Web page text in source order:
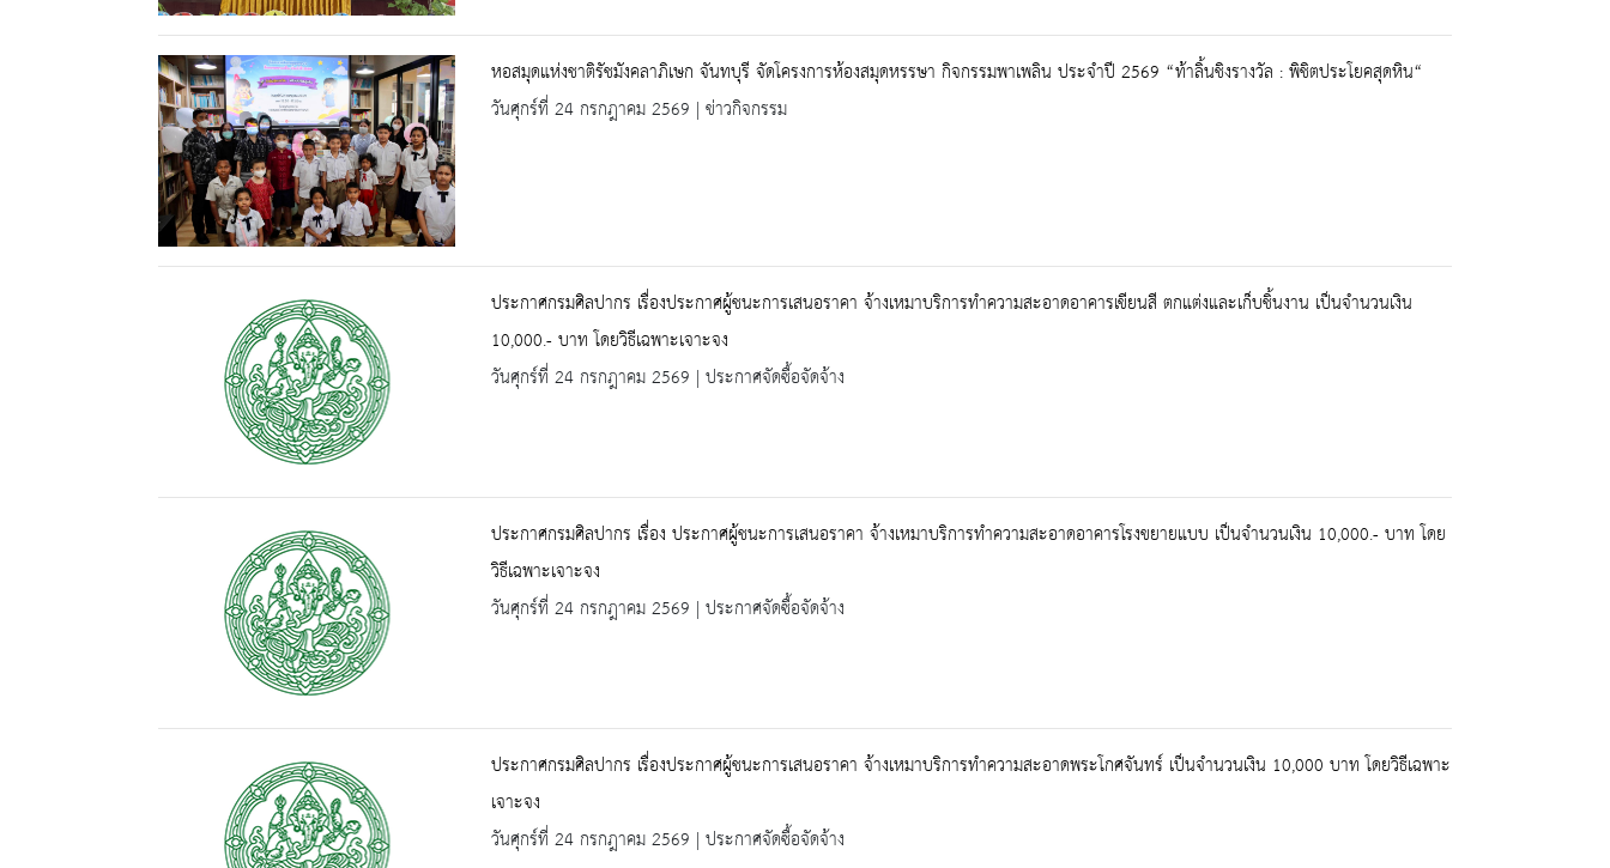
หอสมุดแห่งชาติรัชมังคลาภิเษก จันทบุรี จัดโครงการห้องสมุดหรรษา กิจกรรมพาเพลิน ประจำปี 2569 “ท้าลิ้นชิงรางวัล : พิชิตประโยคสุดหิน“
วันศุกร์ที่ 24 กรกฎาคม 2569 | ข่าวกิจกรรม
ประกาศกรมศิลปากร เรื่องประกาศผู้ชนะการเสนอราคา จ้างเหมาบริการทำความสะอาดอาคารเขียนสี ตกแต่งและเก็บชิ้นงาน เป็นจำนวนเงิน
10,000.- บาท โดยวิธีเฉพาะเจาะจง
วันศุกร์ที่ 24 กรกฎาคม 2569 | ประกาศจัดซื้อจัดจ้าง
ประกาศกรมศิลปากร เรื่อง ประกาศผู้ชนะการเสนอราคา จ้างเหมาบริการทำความสะอาดอาคารโรงขยายแบบ เป็นจำนวนเงิน 10,000.- บาท โดย
วิธีเฉพาะเจาะจง
วันศุกร์ที่ 24 กรกฎาคม 2569 | ประกาศจัดซื้อจัดจ้าง
ประกาศกรมศิลปากร เรื่องประกาศผู้ชนะการเสนอราคา จ้างเหมาบริการทำความสะอาดพระโกศจันทร์ เป็นจำนวนเงิน 10,000 บาท โดยวิธีเฉพาะ
เจาะจง
วันศุกร์ที่ 24 กรกฎาคม 2569 | ประกาศจัดซื้อจัดจ้าง